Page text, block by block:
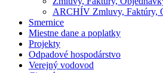
ARCHÍV Zmluvy, Faktúry,
Smernice
Miestne dane a poplatky
Projekty
Odpadové hospodárstvo
Verejný vodovod